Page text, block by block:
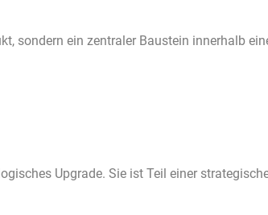
sondern ein zentraler Baustein innerhalb
Upgrade. Sie ist Teil einer